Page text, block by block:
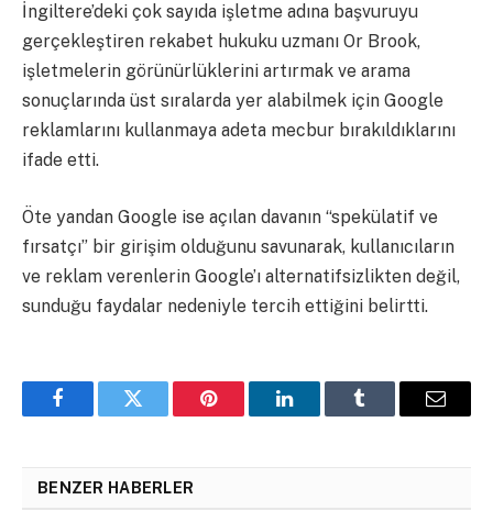
İngiltere’deki çok sayıda işletme adına başvuruyu
gerçekleştiren rekabet hukuku uzmanı Or Brook,
işletmelerin görünürlüklerini artırmak ve arama
sonuçlarında üst sıralarda yer alabilmek için Google
reklamlarını kullanmaya adeta mecbur bırakıldıklarını
ifade etti.
Öte yandan Google ise açılan davanın “spekülatif ve
fırsatçı” bir girişim olduğunu savunarak, kullanıcıların
ve reklam verenlerin Google’ı alternatifsizlikten değil,
sunduğu faydalar nedeniyle tercih ettiğini belirtti.
FacebookTwitter Pinterest LinkedInTumblr Email
BENZER HABERLER